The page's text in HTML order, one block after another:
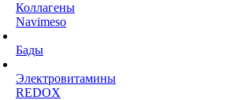
Коллагены
Navimeso
Бады
Электровитамины
REDOX